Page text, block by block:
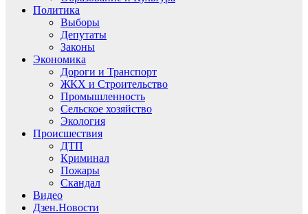
Политика
Выборы
Депутаты
Законы
Экономика
Дороги и Транспорт
ЖКХ и Строительство
Промышленность
Сельское хозяйство
Экология
Происшествия
ДТП
Криминал
Пожары
Скандал
Видео
Дзен.Новости